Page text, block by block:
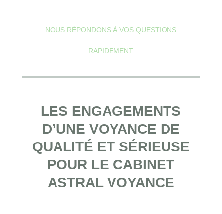
NOUS RÉPONDONS À VOS QUESTIONS
RAPIDEMENT
LES ENGAGEMENTS
D’UNE VOYANCE DE
QUALITÉ ET SÉRIEUSE
POUR LE CABINET
ASTRAL VOYANCE